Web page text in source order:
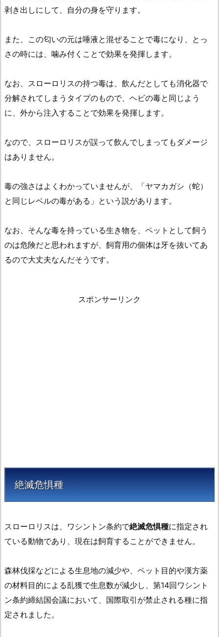
剥き出しにして、自分の身を守ります。
また、この匂いの元は唾液と混ぜることで毒になり、とっ
さの時には、噛み付くことで効果を発揮します。
なお、スローロリスの持つ毒は、飲んだとしても消化器で
分解されてしまうタイプのもので、ヘビの毒と同じよう
に、外から注入することで効果を発揮します。
なので、スローロリスが誤って飲んでしまってもダメージ
はありません。
毒の強さはよくわかっていませんが、「ヤマカガシ（蛇）
と同じレベルの毒がある」という説があります。
なお、そんな毒を持っている生き物を、ペットとして飼う
のは危険だと思われますが、飼育用の個体は牙を抜いてあ
るので大丈夫なんだそうです。
スポンサーリンク
絶滅危惧種
スローロリスは、ワシントン条約で絶滅危惧種に指定され
ている動物であり、現在は飼育することができません。
森林伐採などによる生息地の減少や、ペット目的や漢方薬
の材料目的による乱獲で生息数が減少し、第14回ワシント
ン条約締結国会議において、国際取引が禁止される種に指
定されました。